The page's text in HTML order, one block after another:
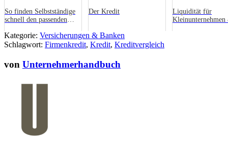
So finden Selbstständige
schnell den passenden
Der Kredit
Liquidität für
Kleinunternehmen
Kategorie: Versicherungen & Banken
Schlagwort: Firmenkredit, Kredit, Kreditvergleich
von Unternehmerhandbuch